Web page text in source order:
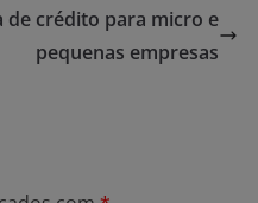
de crédito para micro e
pequenas empresas